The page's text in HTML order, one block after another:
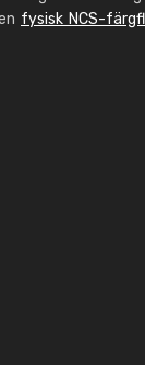
fysisk NCS-